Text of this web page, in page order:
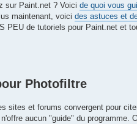
sur Paint.net ? Voici de quoi vous
maintenant, voici des astuces et
PEU de tutoriels pour Paint.net et
Photofiltre
sites et forums convergent pour
aucun "guide" du programme.